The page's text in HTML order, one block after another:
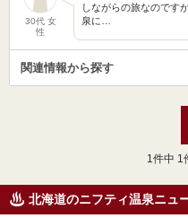
30代 女
性
しながらの旅なのです
泉に…
関連情報から探す
1 件中 1
北海道のニフティ温泉ニュ